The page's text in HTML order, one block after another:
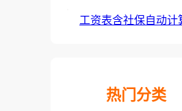
工资表含社保自动
热门分类